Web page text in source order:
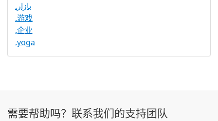
.بازار
.游戏
.企业
.yoga
需要帮助吗？联系我们的支持团队